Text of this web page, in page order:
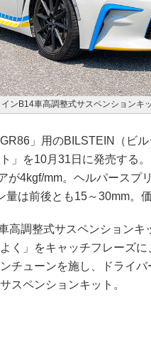
ンB14車高調整式サスペンションキ
」用のBILSTEIN（ビ
」を10月31日に発売する
が4kgf/mm。ヘルパースプ
量は前後とも15～30mm。
調整式サスペンションキ
く」をキャッチフレーズ
チューンを施し、ドライ
スペンションキット。